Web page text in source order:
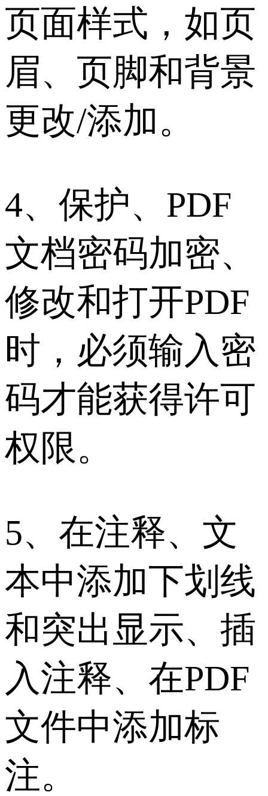
页面样式，如页
眉、页脚和背景
更改/添加。
4、保护、PDF
文档密码加密、
修改和打开PDF
时，必须输入密
码才能获得许可
权限。
5、在注释、文
本中添加下划线
和突出显示、插
入注释、在PDF
文件中添加标
注。